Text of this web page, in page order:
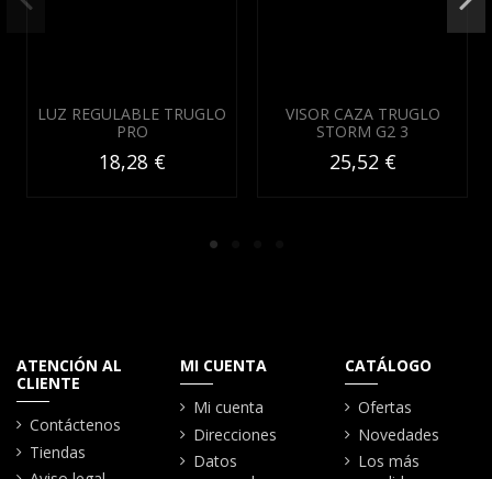
LUZ REGULABLE TRUGLO
PRO
18,28 €
VISOR CAZA TRUGLO
STORM G2 3
25,52 €
ATENCIÓN AL
CLIENTE
Contáctenos
Tiendas
MI CUENTA
Mi cuenta
Direcciones
Datos
CATÁLOGO
Ofertas
Novedades
Los más